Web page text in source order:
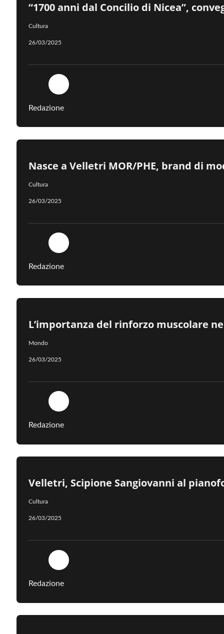
“1700 anni dal Concilio di Nicea”,
Cultura
26/03/2025
Redazione
Nasce a Velletri MOR/PHE, brand di
Cultura
26/03/2025
Redazione
L’importanza del rinforzo muscolare
Mondo
26/03/2025
Redazione
Velletri, Scipione Sangiovanni al
Cultura
26/03/2025
Redazione